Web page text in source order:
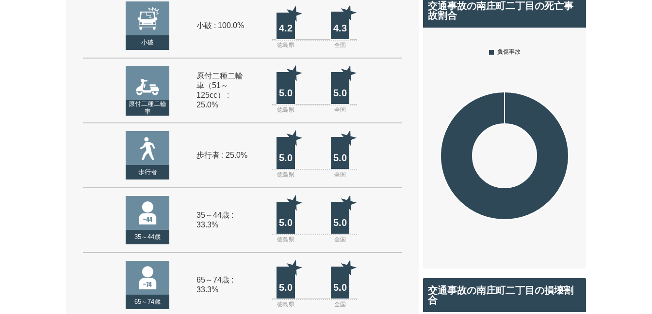
小破
小破 : 100.0% 4.2 4.3
徳島県 全国
原付二種二輪
車
原付二種二輪
車（51～
125cc） :
25.0%
5.0 5.0
徳島県 全国
歩行者
歩行者 : 25.0% 5.0 5.0
徳島県 全国
35～44歳
35～44歳 :
33.3%
5.0 5.0
徳島県 全国
65～74歳
65～74歳 :
33.3%
5.0 5.0
徳島県 全国
交通事故の南庄町二丁目の死亡事
故割合
交通事故の南庄町二丁目の損壊割
合